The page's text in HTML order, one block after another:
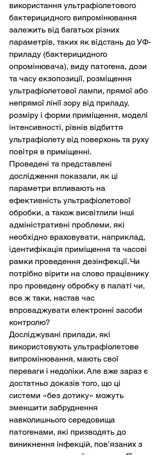
використання ультрафіолетового
бактерицидного випромінювання
залежить від багатьох різних
параметрів, таких як відстань до УФ-
приладу (бактерицидного
опромінювача), виду патогена, дози
та часу екзопозиції, розміщення
ультрафіолетової лампи, прямої або
непрямої лінії зору від приладу,
розміру і форми приміщення, моделі
інтенсивності, рівнів відбиття
ультрафіолету від поверхонь та руху
повітря в приміщенні.
Проведені та представлені
дослідження показали, як ці
параметри впливають на
ефективність ультрафіолетової
обробки, а також висвітлили інші
адміністративні проблеми, які
необхідно враховувати, наприклад,
ідентифікація приміщення та часові
рамки проведення дезінфекції. Чи
потрібно вірити на слово працівнику
про проведену обробку в палаті чи,
все ж таки, настав час
впроваджувати електронні засоби
контролю?
Досліджувані прилади, які
використовують ультрафіолетове
випромінювання, мають свої
переваги і недоліки. Але вже зараз є
достатньо доказів того, що ці
системи «без дотику» можуть
зменшити забруднення
навколишнього середовища
патогенами, які призводять до
виникнення інфекцій, пов’язаних з